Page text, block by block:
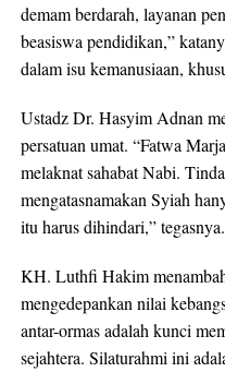
demam berdarah, layanan
beasiswa pendidikan,”
dalam isu kemanusiaan,
Ustadz Dr. Hasyim Adnan
persatuan umat. “Fatwa
melaknat sahabat Nabi.
mengatasnamakan Syiah
itu harus dihindari,” tegasnya.
KH. Luthfi Hakim
mengedepankan nilai
antar-ormas adalah kunci
sejahtera. Silaturahmi ini